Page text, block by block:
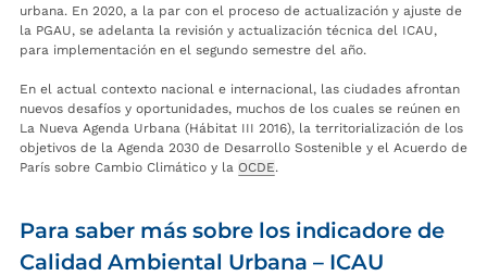
urbana. En 2020, a la par con el proceso de actualización y ajuste de
la PGAU, se adelanta la revisión y actualización técnica del ICAU,
para implementación en el segundo semestre del año.
En el actual contexto nacional e internacional, las ciudades afrontan
nuevos desafíos y oportunidades, muchos de los cuales se reúnen en
La Nueva Agenda Urbana (Hábitat III 2016), la territorialización de los
objetivos de la Agenda 2030 de Desarrollo Sostenible y el Acuerdo de
París sobre Cambio Climático y la OCDE.
Para saber más sobre los indicadore de
Calidad Ambiental Urbana – ICAU